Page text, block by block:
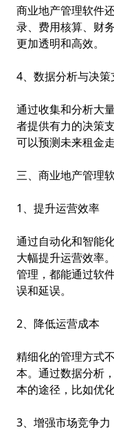
商业地产管理软件
录、费用核算、财
更加透明和高效。
4、数据分析与决策
通过收集和分析大
者提供有力的决策
可以预测未来租金
三、商业地产管理
1、提升运营效率
通过自动化和智能
大幅提升运营效率
管理，都能通过软
误和延误。
2、降低运营成本
精细化的管理方式
本。通过数据分析
本的途径，比如优
3、增强市场竞争力